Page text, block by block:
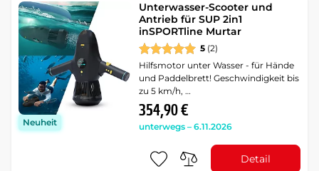
Neuheit
Unterwasser-Scooter und
Antrieb für SUP 2in1
inSPORTline Murtar
5 (2)
Hilfsmotor unter Wasser - für Hände
und Paddelbrett! Geschwindigkeit bis
zu 5 km/h, …
354,90 €
unterwegs – 6.11.2026
Detail